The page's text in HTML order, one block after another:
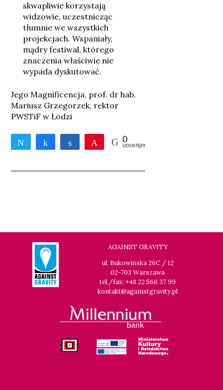
skwapliwie korzystają
widzowie, uczestnicząc
tłumnie we wszystkich
projekcjach. Wspaniały,
mądry festiwal, którego
znaczenia właściwie nie
wypada dyskutować.
Jego Magnificencja, prof. dr hab.
Mariusz Grzegorzek, rektor
PWSTiF w Łodzi
Tweetnij UdostępnijUdostępnijPrzypnij
0
UDOSTĘPNIEŃ
AGAINST GRAVITY
ul. Bukowińska 26C / 12
02-703 Warszawa
tel./fax: +48 22 566 37 99
kontakt@againstgravity.pl